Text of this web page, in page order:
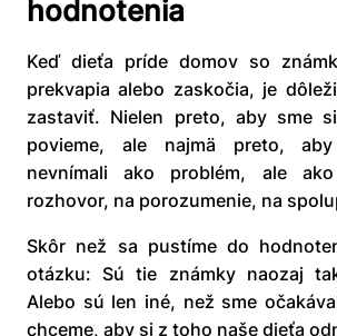
hodnotenia
Keď dieťa príde domov so
prekvapia alebo zaskočia, je
zastaviť. Nielen preto, aby sme
povieme, ale najmä preto,
nevnímali ako problém, ale
rozhovor, na porozumenie, na
Skôr než sa pustíme do
otázku: Sú tie známky naozaj
Alebo sú len iné, než sme
chceme, aby si z toho naše dieťa